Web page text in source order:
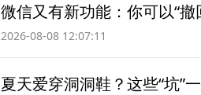
微信又有新功能：你可以“撤
2026-08-08 12:07:11
夏天爱穿洞洞鞋？这些“坑”